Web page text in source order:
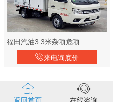
福田汽油3.3米杂项危项
来电询底价
返回首页 在线咨询